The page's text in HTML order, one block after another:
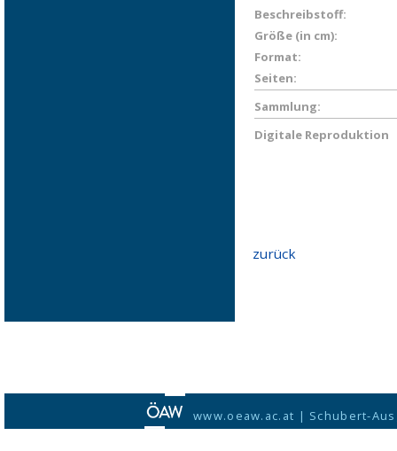
Beschreibstoff:
Größe (in cm):
Format:
Seiten:
Sammlung:
Digitale Reproduktion
zurück
www.oeaw.ac.at | Schubert-